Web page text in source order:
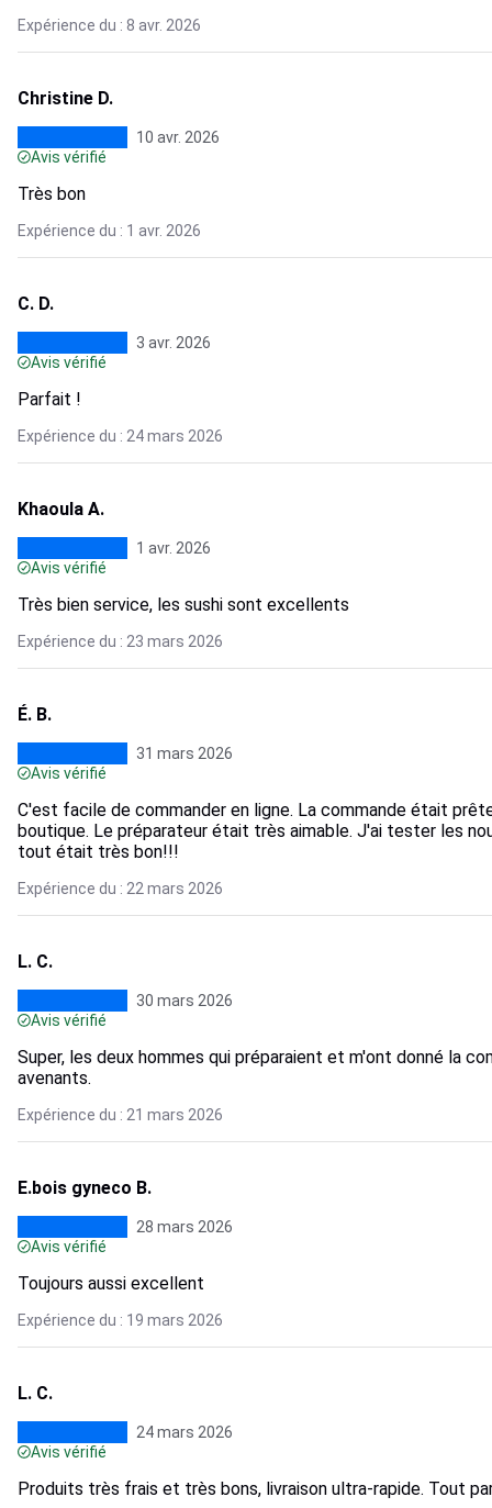
Expérience du : 8 avr. 2026
Christine D.
10 avr. 2026
Avis vérifié
Très bon
Expérience du : 1 avr. 2026
C. D.
3 avr. 2026
Avis vérifié
Parfait !
Expérience du : 24 mars 2026
Khaoula A.
1 avr. 2026
Avis vérifié
Très bien service, les sushi sont excellents
Expérience du : 23 mars 2026
É. B.
31 mars 2026
Avis vérifié
C'est facile de commander en ligne. La commande était
boutique. Le préparateur était très aimable. J'ai tester les
tout était très bon!!!
Expérience du : 22 mars 2026
L. C.
30 mars 2026
Avis vérifié
Super, les deux hommes qui préparaient et m'ont donné la
avenants.
Expérience du : 21 mars 2026
E.bois gyneco B.
28 mars 2026
Avis vérifié
Toujours aussi excellent
Expérience du : 19 mars 2026
L. C.
24 mars 2026
Avis vérifié
Produits très frais et très bons, livraison ultra-rapide. Tout